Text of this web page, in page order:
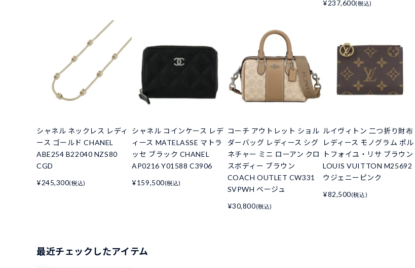
¥237,600(税込)
シャネル ネックレス レディ
ース ゴールド CHANEL
ABE254 B22040 NZS80
CGD
¥245,300(税込)
シャネル コインケース レデ
ィース MATELASSE マトラ
ッセ ブラック CHANEL
AP0216 Y01588 C3906
¥159,500(税込)
コーチ アウトレット ショル
ダーバッグ レディース シグ
ネチャー ミニ ローアン クロ
スボディー ブラウン
COACH OUTLET CW331
SVPWH ベージュ
¥30,800(税込)
ルイヴィトン 二つ折り財布
レディース モノグラム ポル
トフォイユ・リサ ブラウン
LOUIS VUITTON M25692
ウジェニーピンク
¥82,500(税込)
最近チェックしたアイテム